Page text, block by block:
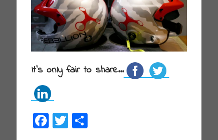
It's only fair to share...
F T